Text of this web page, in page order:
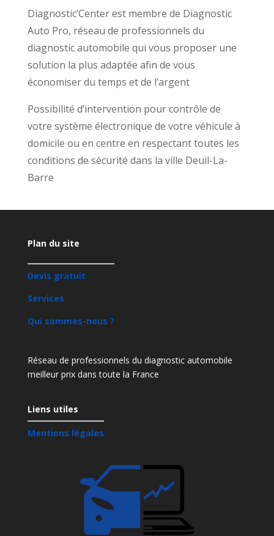
Diagnostic’Center est membre de Diagnostic
Auto Pro, réseau de professionnels du
diagnostic automobile qui vous proposer une
solution la plus adaptée afin de vous
économiser du temps et de l’argent
Possibilité d’intervention pour contrôle de
votre système électronique de votre véhicule à
domicile ou en centre en respectant toutes les
conditions de sécurité dans la ville Deuil-La-
Barre
Plan du site
Devis gratuit
Services
Qui sommes-nous ?
Réseau de professionnels du diagnostic automobile
meilleur prix dans toute la France
Liens utiles
Mentions légales